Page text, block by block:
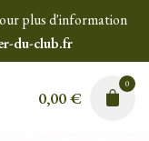
plus d'information
du-club.fr
0,00€
0